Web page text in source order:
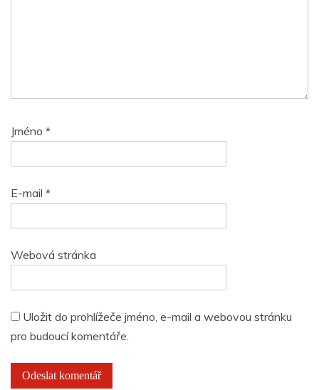
Jméno *
E-mail *
Webová stránka
Uložit do prohlížeče jméno, e-mail a webovou stránku
pro budoucí komentáře.